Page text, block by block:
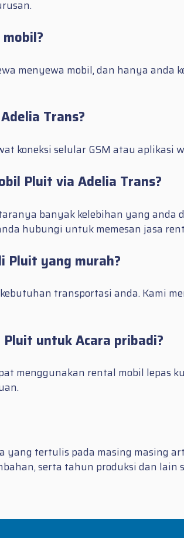
menyewa mobil, dan hanya anda
Trans?
koneksi selular GSM atau aplikasi
Pluit via Adelia Trans?
banyak kelebihan yang anda
hubungi untuk memesan jasa
Pluit yang murah?
transportasi anda. Kami
untuk Acara pribadi?
menggunakan rental mobil lepas
tertulis pada masing masing
serta tahun produksi dan lain